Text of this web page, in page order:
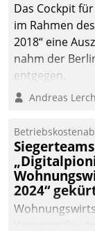
Das Cockpit
im Rahmen
2018“ eine
nahm der
entgegen.
Andreas
Siegerteams
2024“